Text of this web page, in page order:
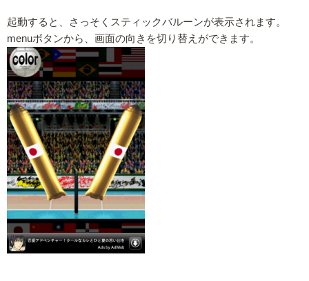
起動すると、さっそくスティックバルーンが表示されます。
menuボタンから、画面の向きを切り替えができます。